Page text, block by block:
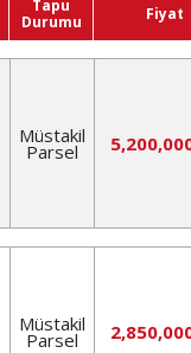
Tapu
Durumu
Fiyat
Müstakil
Parsel
Müstakil
Parsel